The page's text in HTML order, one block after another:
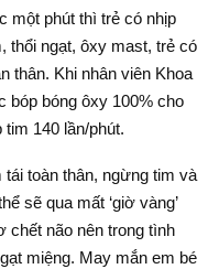
một phút thì trẻ có nhịp
thổi ngạt, ôxy mast, trẻ có
thân. Khi nhân viên Khoa
bóp bóng ôxy 100% cho
140 lần/phút.
toàn thân, ngừng tim và
sẽ qua mất ‘giờ vàng’
chết não nên trong tình
miệng. May mắn em bé